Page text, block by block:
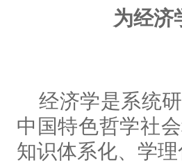
为经济
经济学是系统
中国特色哲学社
知识体系化、学